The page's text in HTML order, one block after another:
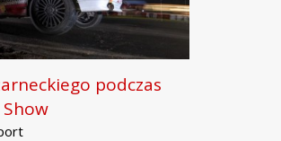
podczas